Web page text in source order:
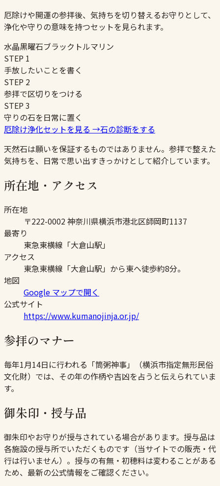
厄除けや開運の参拝後、気持ちを切り替えるお守りとして、
浄化や守りの意味を持つセットを見られます。
水晶黒曜石ブラックトルマリン
STEP 1
手放したいことを書く
STEP 2
参拝で区切りをつける
STEP3
守りの石を日常に置く
厄除け浄化セットを見る →石の診断をする
天然石は願いを保証するものではありません。参拝で整えた
気持ちを、日常で思い出すきっかけとして紹介しています。
所在地・アクセス
所在地
〒222-0002 神奈川県横浜市港北区師岡町1137
最寄り
東急東横線「大倉山駅」
アクセス
東急東横線「大倉山駅」から東へ徒歩約8分。
地図
Google マップで開く
公式サイト
https://www.kumanojinja.or.jp/
参拝のマナー
毎年1月14日に行われる「筒粥神事」（横浜市指定無形民俗
文化財）では、その年の作柄や吉凶を占うと伝えられていま
す。
御朱印・授与品
御朱印やお守りが授与されている場合があります。授与品は
各施設の授与所でいただくものです（当サイトでの販売・代
行は行いません）。授与の有無・初穂料は変わることがある
ため、最新の公式情報をご確認ください。